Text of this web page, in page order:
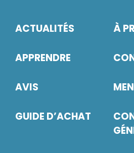
ACTUALITÉS
APPRENDRE
AVIS
GUIDE D’ACHAT
À